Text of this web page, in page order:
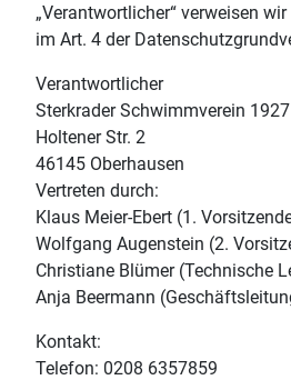
„Verantwortlicher“ verweisen
im Art. 4 der
Verantwortlicher
Sterkrader Schwimmverein 1927
Holtener Str. 2
46145 Oberhausen
Vertreten durch:
Klaus Meier-Ebert (1.
Wolfgang Augenstein (2.
Christiane Blümer (Technische
Anja Beermann
Kontakt:
Telefon: 0208 6357859